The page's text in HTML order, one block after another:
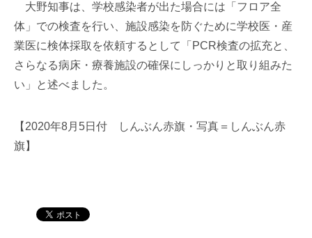
大野知事は、学校感染者が出た場合には「フロア全
体」での検査を行い、施設感染を防ぐために学校医・産
業医に検体採取を依頼するとして「PCR検査の拡充と、
さらなる病床・療養施設の確保にしっかりと取り組みた
い」と述べました。
【2020年8月5日付 しんぶん赤旗・写真＝しんぶん赤
旗】